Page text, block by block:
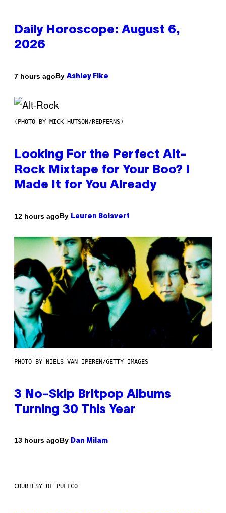
Daily Horoscope: August 6,
2026
7 hours agoBy Ashley Fike
(PHOTO BY MICK HUTSON/REDFERNS)
Looking For the Perfect Alt-
Rock Mixtape for Your Boo? I
Made It for You Already
12 hours agoBy Lauren Boisvert
PHOTO BY NIELS VAN IPEREN/GETTY IMAGES
3 No-Skip Britpop Albums
Turning 30 This Year
13 hours agoBy Dan Milam
COURTESY OF PUFFCO